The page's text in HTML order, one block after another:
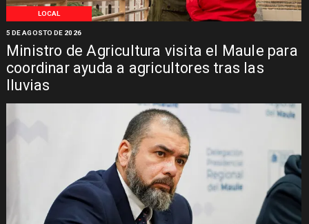
LOCAL
Ministro de Agricultura visita el Maule para
coordinar ayuda a agricultores tras las
lluvias
5 DE AGOSTO DE 2026